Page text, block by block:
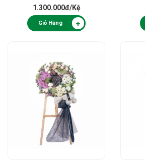
1.300.000đ/Kệ
Giỏ Hàng